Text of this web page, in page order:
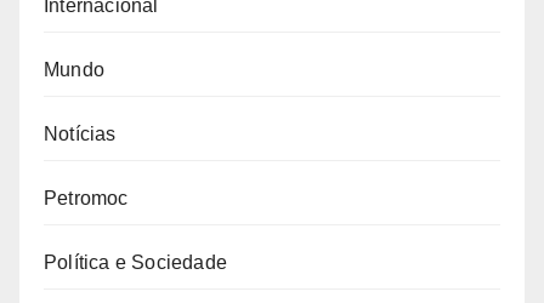
Internacional
Mundo
Notícias
Petromoc
Política e Sociedade